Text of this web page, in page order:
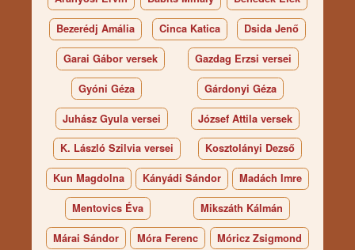
Bezerédj Amália Cinca Katica Dsida Jenő
Garai Gábor versek Gazdag Erzsi versei
Gyóni Géza Gárdonyi Géza
Juhász Gyula versei József Attila versek
K. László Szilvia versei Kosztolányi Dezső
Kun Magdolna Kányádi Sándor Madách Imre
Mentovics Éva Mikszáth Kálmán
Márai Sándor Móra Ferenc Móricz Zsigmond